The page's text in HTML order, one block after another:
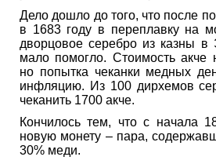
Дело дошло до того, что после
в 1683 году в переплавку на
дворцовое серебро из казны в
мало помогло. Стоимость акче
но попытка чеканки медных
инфляцию. Из 100 дирхемов
чеканить 1700 акче.
Кончилось тем, что с начала
новую монету – пара,
30% меди.